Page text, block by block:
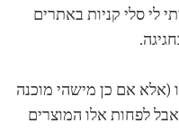
לי סלי קניות באתרים
(אלא אם כן מישהי מוכנה
לפחות אלו המוצרים